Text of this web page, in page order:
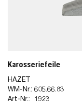
Karosseriefeile
HAZET
WM-Nr.: 605.66.83
Art-Nr.:
1923